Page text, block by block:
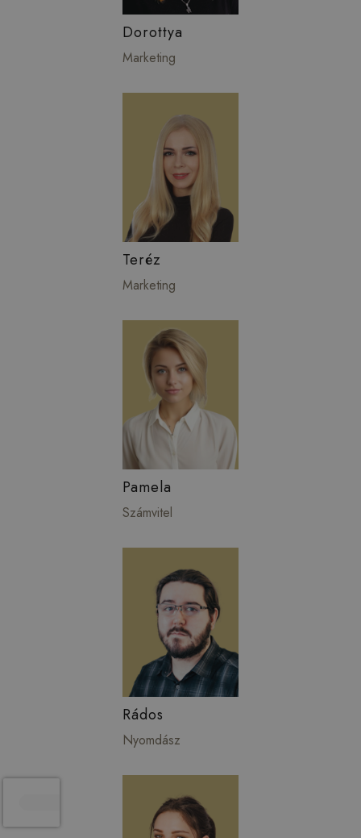
Dorottya
Marketing
Teréz
Marketing
Pamela
Számvitel
Rádos
Nyomdász